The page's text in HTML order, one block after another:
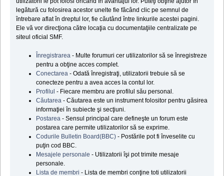
legătură cu folosirea acestor unelte fie făcând clic pe semnul de
întrebare aflat în dreptul lor, fie căutând între linkurile acestei pagini.
Ele vă vor direcţiona către locaţia cu documentaţiile centralizate pe
siteul oficial SMF.
Înregistrarea - Multe forumuri cer utilizatorilor să se înregistreze
pentru a obţine acces complet.
Conectarea - Odată înregistraţi, utilizatorii trebuie să se
conecteze pentru a avea acces la contul lor.
Profilul - Fiecare membru are profilul său personal.
Căutarea - Căutarea este un instrument folositor pentru găsirea
informaţiei în subiecte şi secţiuni.
Postarea - Sensul principal care defineşte un forum este
postarea care permite utilizatorilor să se exprime.
Codurile Bulletin Board(BBC) - Postările pot fi înveselite cu
puţin cod BBC.
Mesajele personale - Utilizatorii îşi pot trimite mesaje
personale.
Lista de membri - Lista de membri conţine toti utilizatorii